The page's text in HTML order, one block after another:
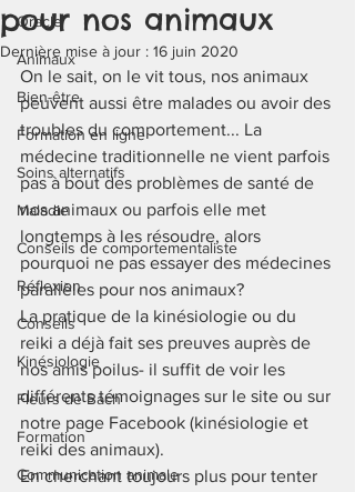
Oracle
Animaux
Bien-être
Formation en ligne
Soins alternatifs
Maladie
Conseils de comportementaliste
Réflexion
Conseils
Kinésiologie
Fleurs de Bach
Formation
Communication animale
pour nos animaux
Dernière mise à jour : 16 juin 2020
On le sait, on le vit tous, nos animaux
peuvent aussi être malades ou avoir des
troubles du comportement... La
médecine traditionnelle ne vient parfois
pas à bout des problèmes de santé de
nos animaux ou parfois elle met
longtemps à les résoudre, alors
pourquoi ne pas essayer des médecines
parallèles pour nos animaux?
La pratique de la kinésiologie ou du
reiki a déjà fait ses preuves auprès de
nos amis poilus- il suffit de voir les
différents témoignages sur le site ou sur
notre page Facebook (kinésiologie et
reiki des animaux).
En cherchant toujours plus pour tenter